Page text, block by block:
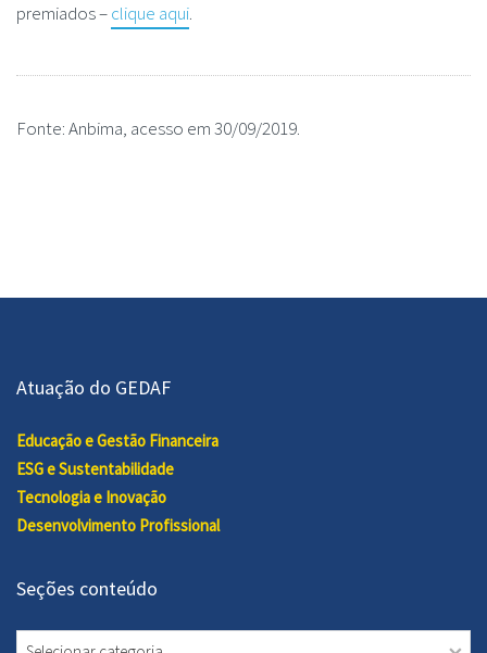
premiados –clique aqui.
Fonte: Anbima, acesso em 30/09/2019.
Atuação do GEDAF
Educação e Gestão Financeira
ESG e Sustentabilidade
Tecnologia e Inovação
Desenvolvimento Profissional
Seções conteúdo
Seções